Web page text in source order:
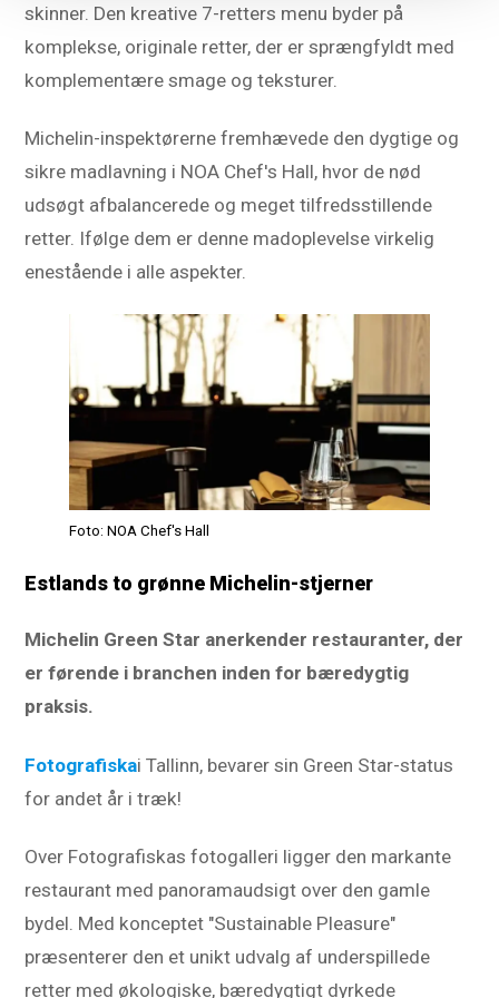
skinner. Den kreative 7-retters menu byder på
komplekse, originale retter, der er sprængfyldt med
komplementære smage og teksturer.
Michelin-inspektørerne fremhævede den dygtige og
sikre madlavning i NOA Chef's Hall, hvor de nød
udsøgt afbalancerede og meget tilfredsstillende
retter. Ifølge dem er denne madoplevelse virkelig
enestående i alle aspekter.
Foto: NOA Chef's Hall
Estlands to grønne Michelin-stjerner
Michelin Green Star anerkender restauranter, der
er førende i branchen inden for bæredygtig
praksis.
Fotografiskai Tallinn, bevarer sin Green Star-status
for andet år i træk!
Over Fotografiskas fotogalleri ligger den markante
restaurant med panoramaudsigt over den gamle
bydel. Med konceptet "Sustainable Pleasure"
præsenterer den et unikt udvalg af underspillede
retter med økologiske, bæredygtigt dyrkede